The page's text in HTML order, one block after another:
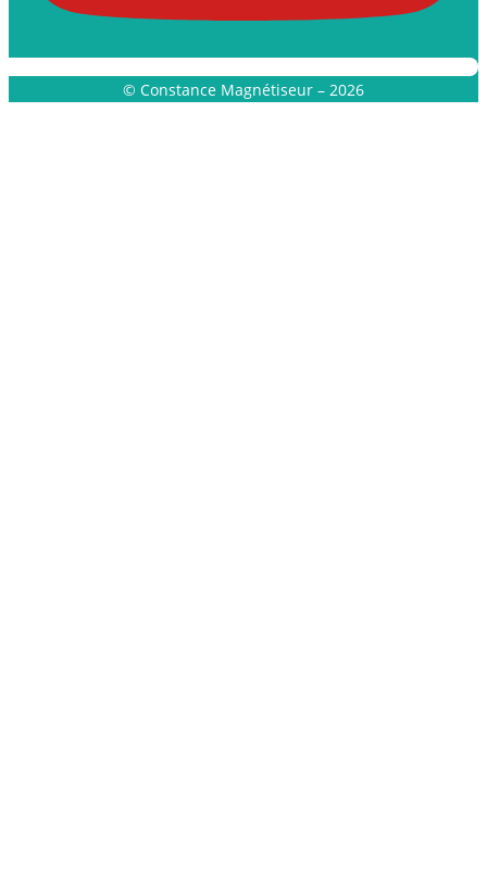
© Constance Magnétiseur – 2026